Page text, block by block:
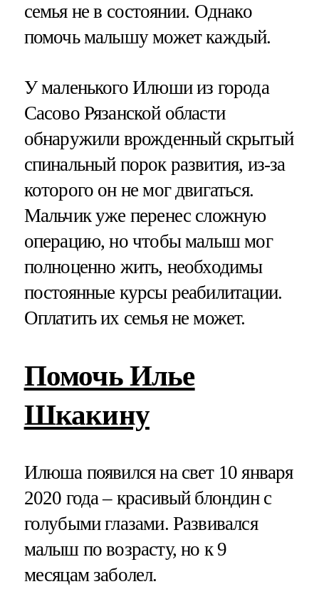
семья не в состоянии. Однако
помочь малышу может каждый.
У маленького Илюши из города
Сасово Рязанской области
обнаружили врожденный скрытый
спинальный порок развития, из-за
которого он не мог двигаться.
Мальчик уже перенес сложную
операцию, но чтобы малыш мог
полноценно жить, необходимы
постоянные курсы реабилитации.
Оплатить их семья не может.
Помочь Илье
Шкакину
Илюша появился на свет 10 января
2020 года – красивый блондин с
голубыми глазами. Развивался
малыш по возрасту, но к 9
месяцам заболел.